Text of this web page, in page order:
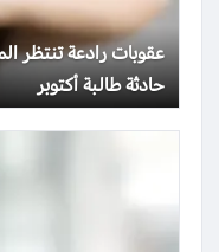
عقوبات رادعة تنتظر
حادثة طالبة أكتوبر